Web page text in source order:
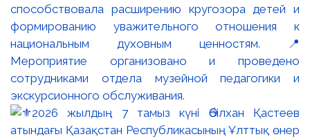
способствовала расширению кругозора детей и
формированию уважительного отношения к
национальным духовным ценностям. 📍
Мероприятие организовано и проведено
сотрудниками отдела музейной педагогики и
экскурсионного обслуживания.